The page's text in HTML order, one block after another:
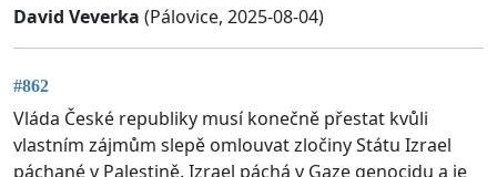
David Veverka (Pálovice, 2025-08-04)
#862
Vláda České republiky musí konečně přestat kvůli
vlastním zájmům slepě omlouvat zločiny Státu Izrael
páchané v Palestině. Izrael páchá v Gaze genocidu a je